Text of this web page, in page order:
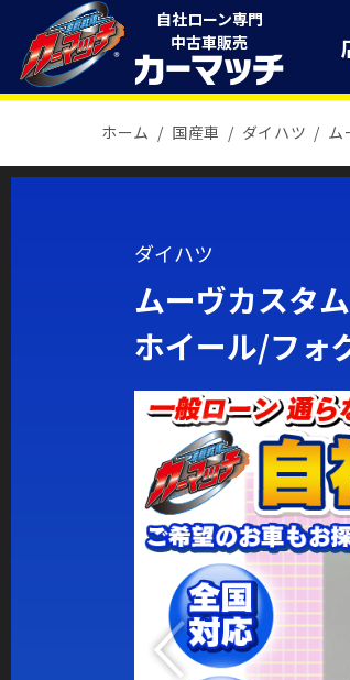
自社ローン専門
中古車販売
ホーム 国産車 ダイハツ ム
ダイハツ
ムーヴカスタ
ホイール/フォ